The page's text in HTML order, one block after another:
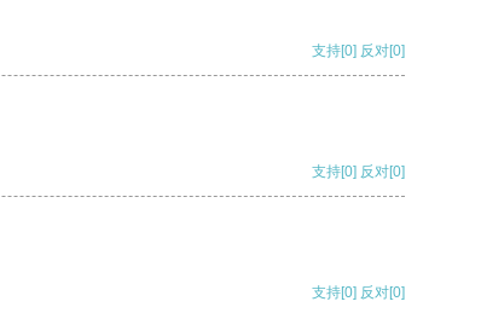
支持[0] 反对[0]
支持[0] 反对[0]
支持[0] 反对[0]